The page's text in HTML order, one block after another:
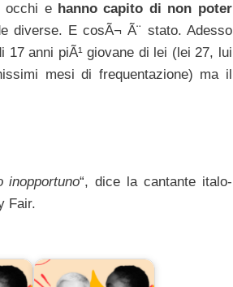
occhi e hanno capito di non poter
diverse. E cosÃ¬ Ã¨ stato. Adesso
17 anni piÃ¹ giovane di lei (lei 27, lui
mesi di frequentazione) ma il
inopportuno“, dice la cantante italo-
Fair.